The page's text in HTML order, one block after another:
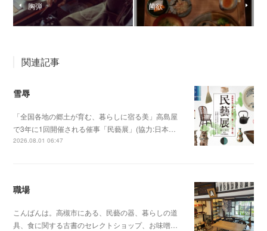
胸弾 菌欲
関連記事
雪辱
「全国各地の郷土が育む、暮らしに宿る美」高島屋
で3年に1回開催される催事「民藝展」(協力:日本…
2026.08.01 06:47
職場
こんばんは。高槻市にある、民藝の器、暮らしの道
具、食に関する古書のセレクトショップ、お味噌…